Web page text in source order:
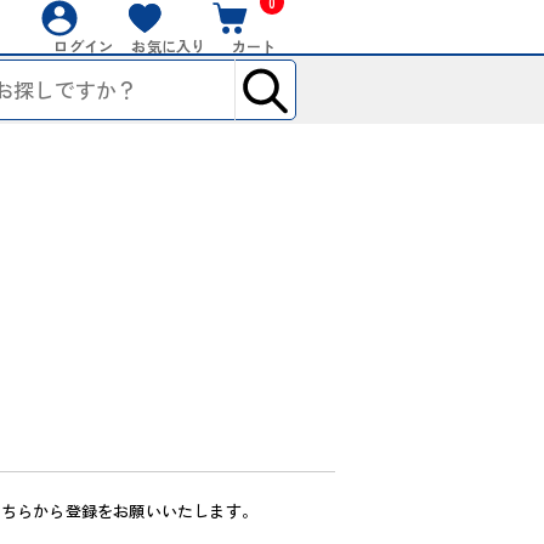
ログイン お気に入り カート
らから登録をお願いいたします。